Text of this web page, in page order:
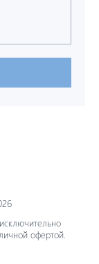
офертой.